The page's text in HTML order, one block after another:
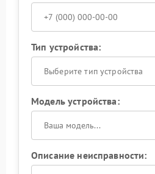
Тип устройства:
Выберите тип устройства
Модель устройства:
Описание неисправности: